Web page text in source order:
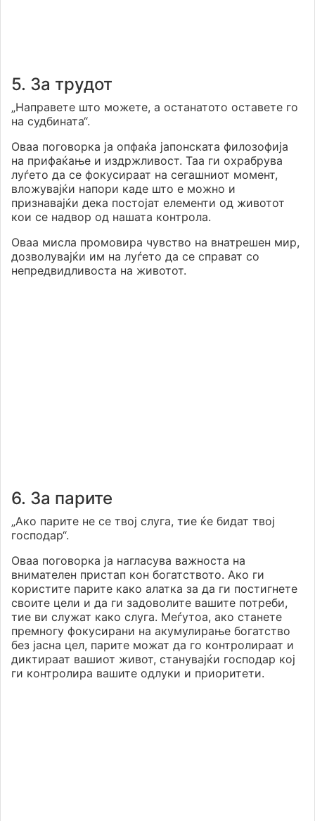
5. За трудот
„Направете што можете, а останатото оставете го
на судбината“.
Оваа поговорка ја опфаќа јапонската филозофија
на прифаќање и издржливост. Таа ги охрабрува
луѓето да се фокусираат на сегашниот момент,
вложувајќи напори каде што е можно и
признавајќи дека постојат елементи од животот
кои се надвор од нашата контрола.
Оваа мисла промовира чувство на внатрешен мир,
дозволувајќи им на луѓето да се справат со
непредвидливоста на животот.
6. За парите
„Ако парите не се твој слуга, тие ќе бидат твој
господар“.
Оваа поговорка ја нагласува важноста на
внимателен пристап кон богатството. Ако ги
користите парите како алатка за да ги постигнете
своите цели и да ги задоволите вашите потреби,
тие ви служат како слуга. Меѓутоа, ако станете
премногу фокусирани на акумулирање богатство
без јасна цел, парите можат да го контролираат и
диктираат вашиот живот, станувајќи господар кој
ги контролира вашите одлуки и приоритети.